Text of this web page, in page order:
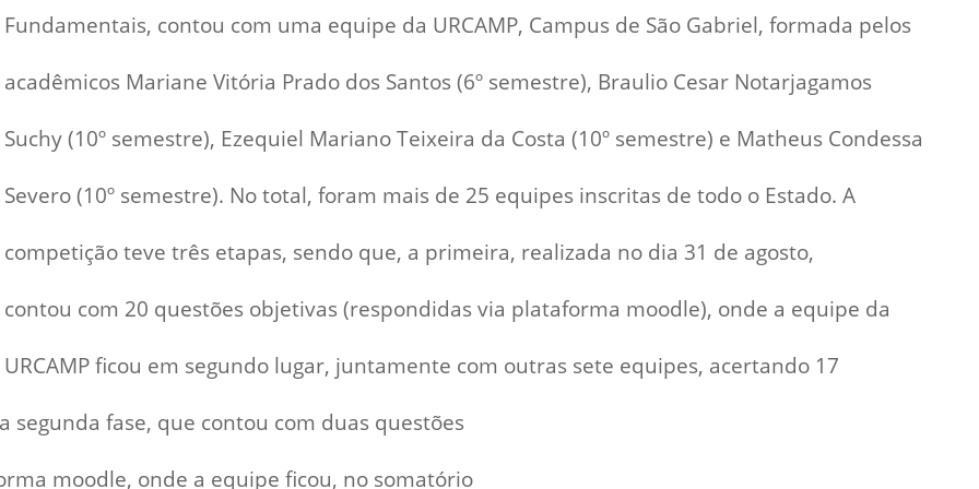
Prova de Proficiência
Estruturação de TCC
Calendário
Manual de Segurança
Orientação para
Descarte - URCAMP
- INTEC
de
Vegetal -
de
de Alimentos
de Materiais
de Prática
- Bagé, Santana do
São Gabriel e
de Práticas
Urcamp Faz Bem
Institucional
Trabalhe Conosco
Eleições Conselho Fiscal -
Ouvidoria
PDI - Plano de
Desenvolvimento
Institucional 2023-2027
Fundamentais, contou com uma equipe da URCAMP, Campus de São Gabriel, formada pelos
acadêmicos Mariane Vitória Prado dos Santos (6º semestre), Braulio Cesar Notarjagamos
Suchy (10º semestre), Ezequiel Mariano Teixeira da Costa (10º semestre) e Matheus Condessa
Severo (10º semestre). No total, foram mais de 25 equipes inscritas de todo o Estado. A
competição teve três etapas, sendo que, a primeira, realizada no dia 31 de agosto,
contou com 20 questões objetivas (respondidas via plataforma moodle), onde a equipe da
URCAMP ficou em segundo lugar, juntamente com outras sete equipes, acertando 17
segunda fase, que contou com duas questões
moodle, onde a equipe ficou, no somatório